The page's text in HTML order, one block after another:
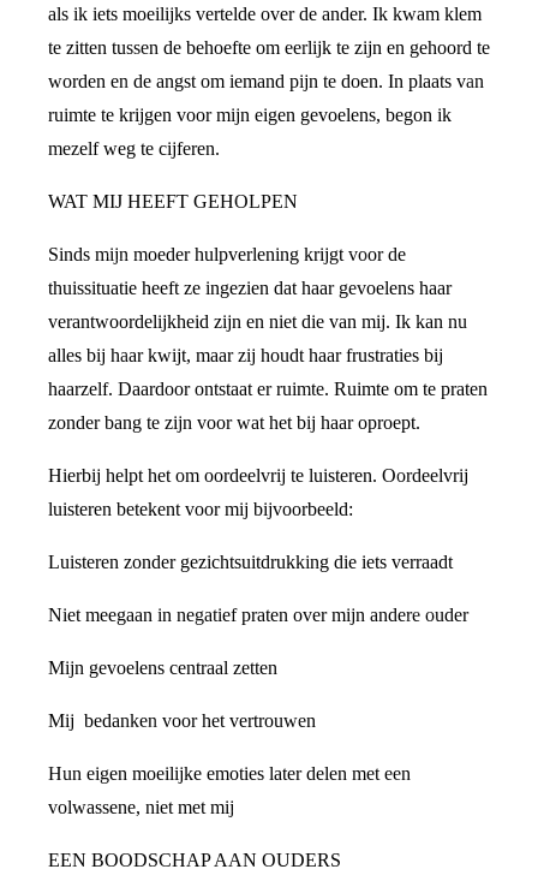
als ik iets moeilijks vertelde over de ander. Ik kwam klem
te zitten tussen de behoefte om eerlijk te zijn en gehoord te
worden en de angst om iemand pijn te doen. In plaats van
ruimte te krijgen voor mijn eigen gevoelens, begon ik
mezelf weg te cijferen.
WAT MIJ HEEFT GEHOLPEN
Sinds mijn moeder hulpverlening krijgt voor de
thuissituatie heeft ze ingezien dat haar gevoelens haar
verantwoordelijkheid zijn en niet die van mij. Ik kan nu
alles bij haar kwijt, maar zij houdt haar frustraties bij
haarzelf. Daardoor ontstaat er ruimte. Ruimte om te praten
zonder bang te zijn voor wat het bij haar oproept.
Hierbij helpt het om oordeelvrij te luisteren. Oordeelvrij
luisteren betekent voor mij bijvoorbeeld:
Luisteren zonder gezichtsuitdrukking die iets verraadt
Niet meegaan in negatief praten over mijn andere ouder
Mijn gevoelens centraal zetten
Mij bedanken voor het vertrouwen
Hun eigen moeilijke emoties later delen met een
volwassene, niet met mij
EEN BOODSCHAP AAN OUDERS